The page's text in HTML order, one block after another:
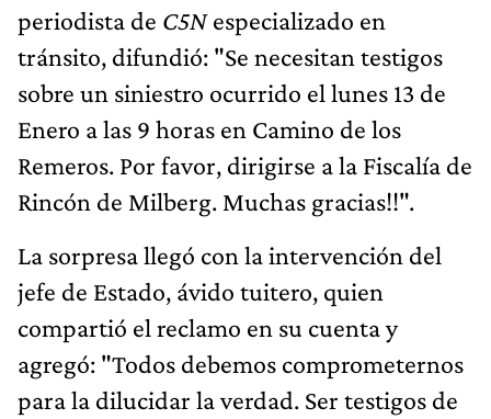
periodista de C5Nespecializado en
tránsito, difundió: "Se necesitan testigos
sobre un siniestro ocurrido el lunes 13 de
Enero a las 9 horas en Camino de los
Remeros. Por favor, dirigirse a la Fiscalía de
Rincón de Milberg. Muchas gracias!!".
La sorpresa llegó con la intervención del
jefe de Estado, ávido tuitero, quien
compartió el reclamo en su cuenta y
agregó: "Todos debemos comprometernos
para la dilucidar la verdad. Ser testigos de